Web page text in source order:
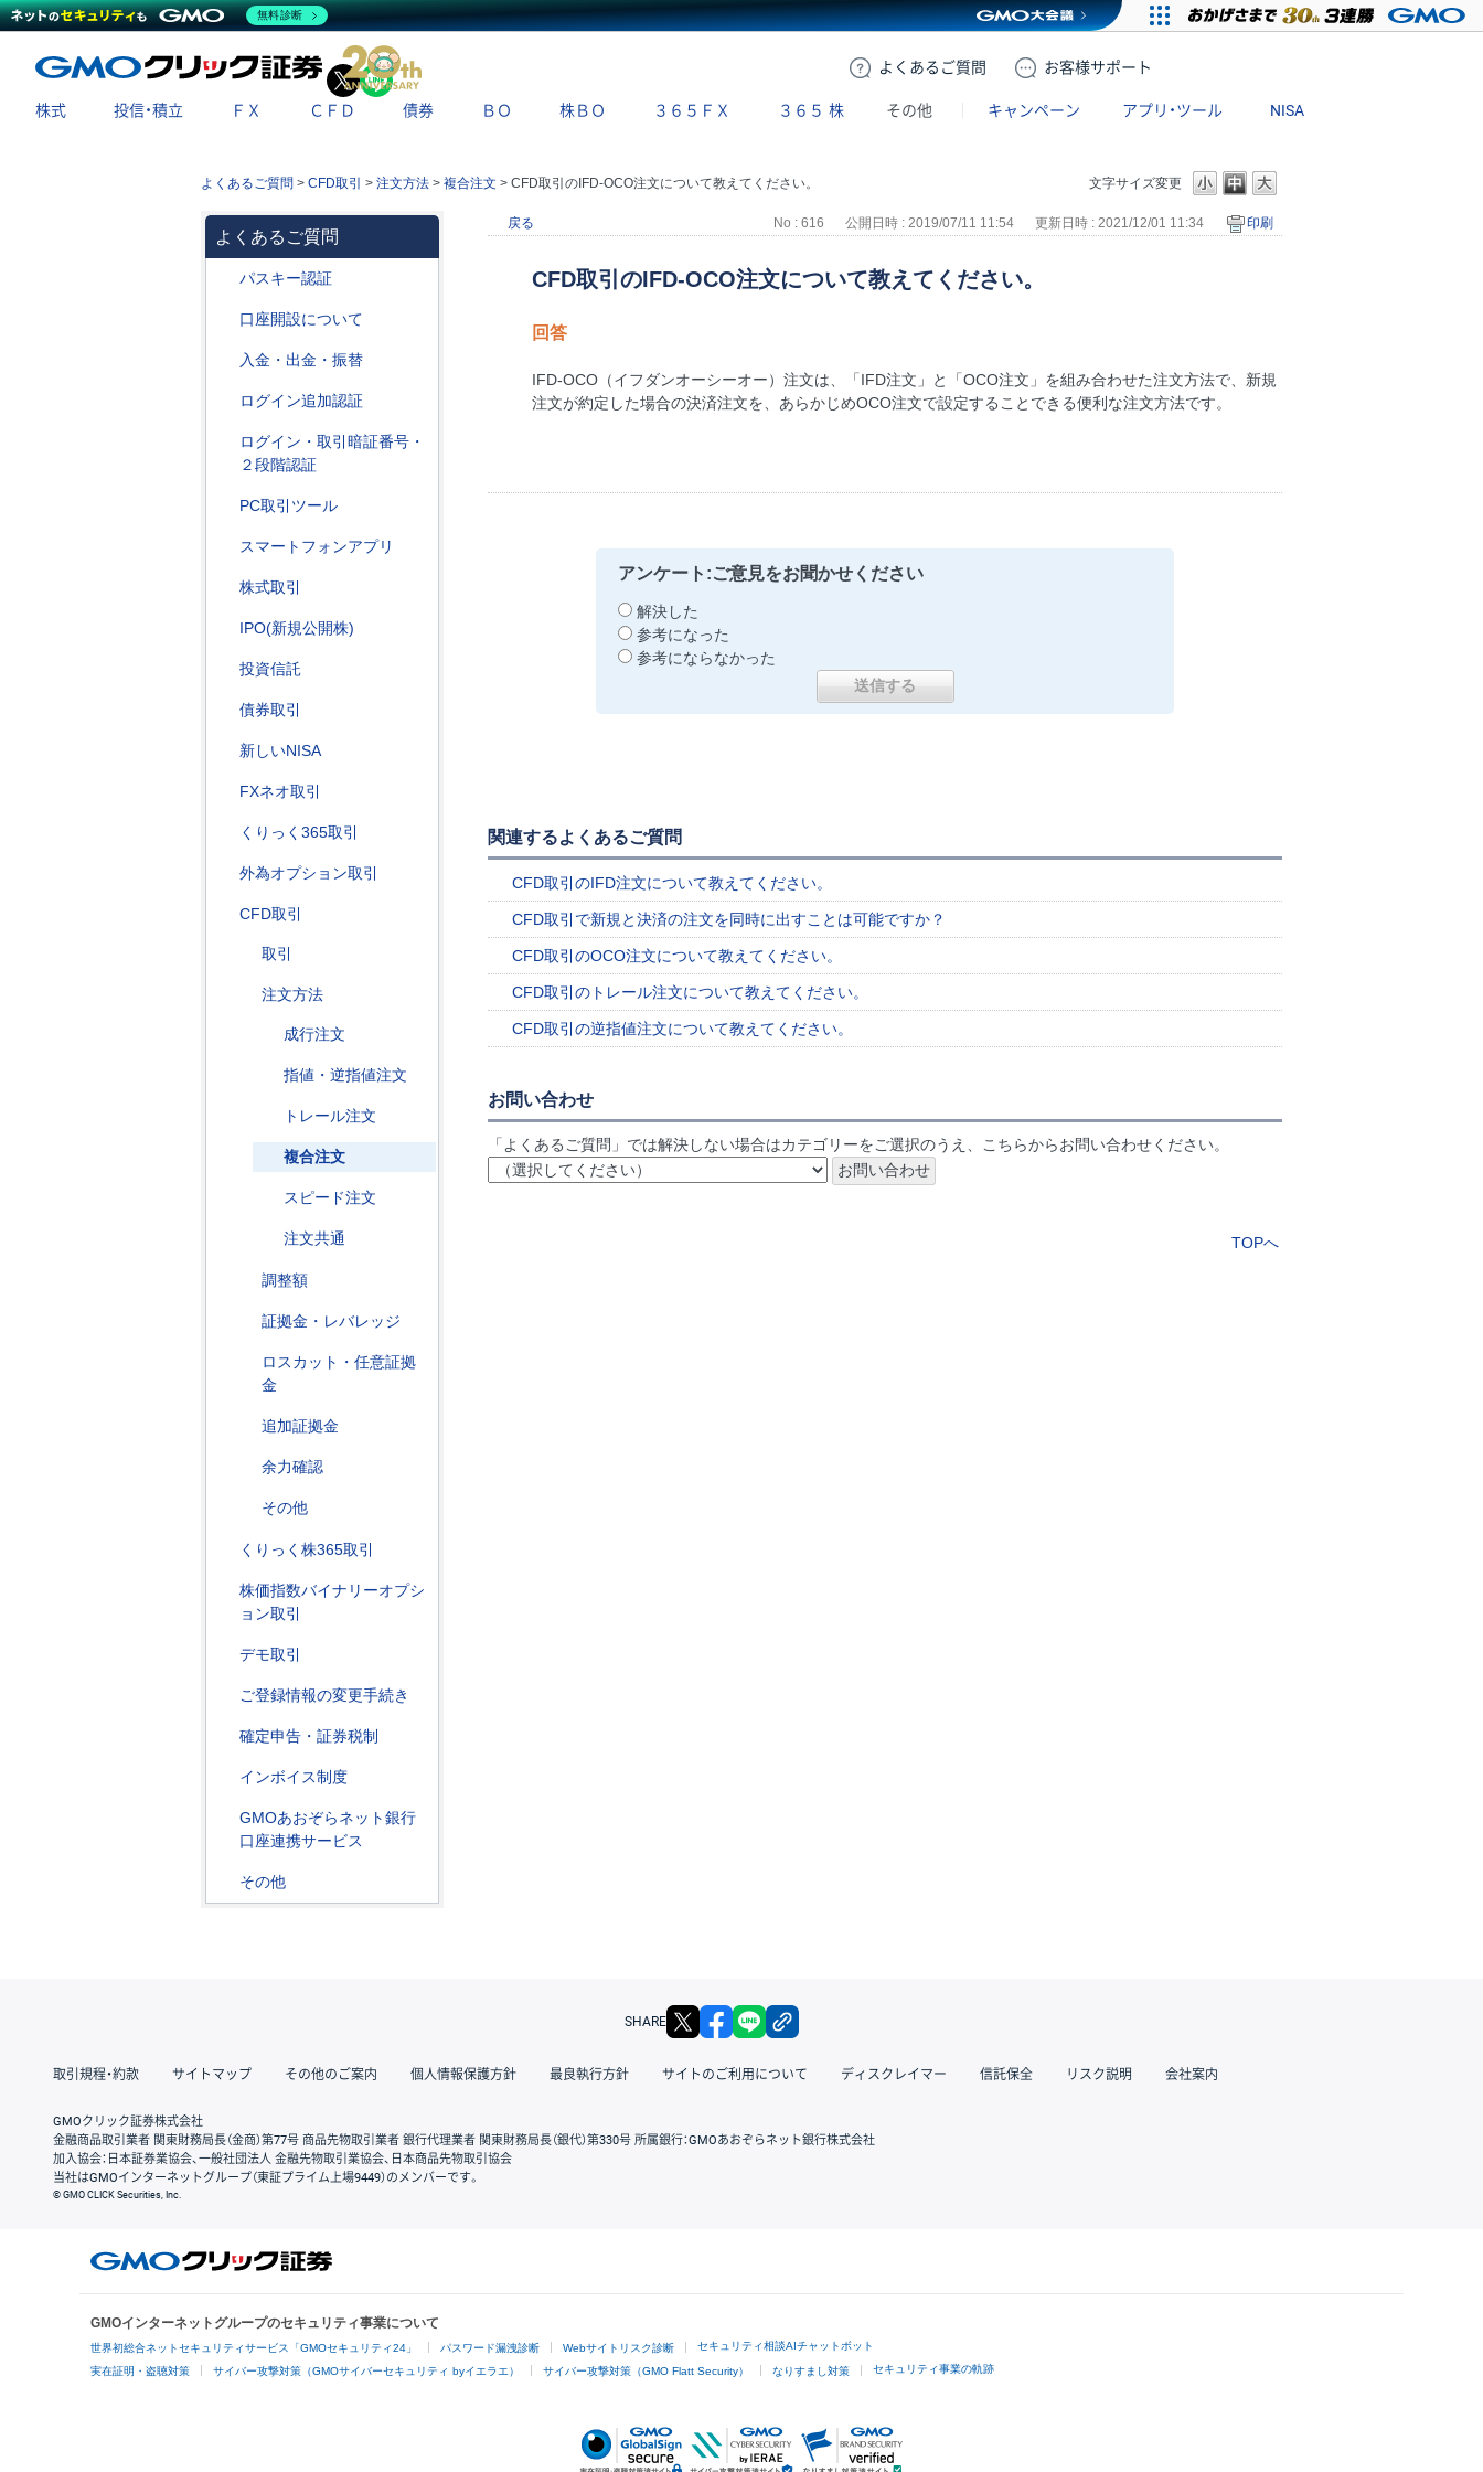
よくある ご質問 お客様サポート
X
株式 投信・積立 ＦＸ ＣＦＤ 債券 ＢＯ 株ＢＯ ３６５ＦＸ ３６５ 株 その他 キャンペーン アプリ・ツール NISA
文字サイズ変更
よくあるご質問 > CFD取引 > 注文方法 > 複合注文 > CFD取引のIFD-OCO注文について教えてください。
よくあるご質問
パスキー認証
口座開設について
入金・出金・振替
ログイン追加認証
ログイン・取引暗証番号・
２段階認証
PC取引ツール
スマートフォンアプリ
株式取引
IPO(新規公開株)
投資信託
債券取引
新しいNISA
FXネオ取引
くりっく365取引
外為オプション取引
CFD取引
取引
注文方法
成行注文
指値・逆指値注文
トレール注文
複合注文
スピード注文
注文共通
調整額
証拠金・レバレッジ
ロスカット・任意証拠
金
追加証拠金
余力確認
その他
くりっく株365取引
株価指数バイナリーオプシ
ョン取引
デモ取引
ご登録情報の変更手続き
確定申告・証券税制
インボイス制度
GMOあおぞらネット銀行
口座連携サービス
その他
戻る No : 616 公開日時 : 2019/07/11 11:54 更新日時 : 2021/12/01 11:34 印刷
CFD取引のIFD-OCO注文について教えてください。
回答
IFD-OCO（イフダンオーシーオー）注文は、「IFD注文」と「OCO注文」を組み合わせた注文方法で、新規
注文が約定した場合の決済注文を、あらかじめOCO注文で設定することできる便利な注文方法です。
アンケート:ご意見をお聞かせください
解決した
参考になった
参考にならなかった
関連するよくあるご質問
CFD取引のIFD注文について教えてください。
CFD取引で新規と決済の注文を同時に出すことは可能ですか？
CFD取引のOCO注文について教えてください。
CFD取引のトレール注文について教えてください。
CFD取引の逆指値注文について教えてください。
お問い合わせ
「よくあるご質問」では解決しない場合はカテゴリーをご選択のうえ、こちらからお問い合わせください。
TOPへ
SHARE X facebook
取引規程・約款 サイトマップ その他のご案内 個人情報保護方針 最良執行方針 サイトのご利用について ディスクレイマー 信託保全 リスク説明 会社案内
GMOクリック証券株式会社
金融商品取引業者 関東財務局長（金商）第77号 商品先物取引業者 銀行代理業者 関東財務局長（銀代）第330号 所属銀行：GMOあおぞらネット銀行株式会社
加入協会：日本証券業協会、一般社団法人 金融先物取引業協会、日本商品先物取引協会
当社はGMOインターネットグループ（東証プライム上場9449）のメンバーです。
© GMO CLICK Securities, Inc.
GMOインターネットグループのセキュリティ事業について
世界初総合ネットセキュリティサービス「GMOセキュリティ24」 パスワード漏洩診断 Webサイトリスク診断 セキュリティ相談AIチャットボット
実在証明・盗聴対策 サイバー攻撃対策（GMOサイバーセキュリティ byイエラエ） サイバー攻撃対策（GMO Flatt Security） なりすまし対策 セキュリティ事業の軌跡
無料診断